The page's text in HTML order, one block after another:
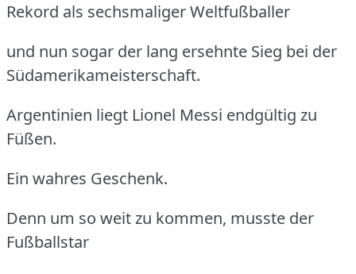
Rekord als sechsmaliger Weltfußballer
und nun sogar der lang ersehnte Sieg bei der
Südamerikameisterschaft.
Argentinien liegt Lionel Messi endgültig zu
Füßen.
Ein wahres Geschenk.
Denn um so weit zu kommen, musste der
Fußballstar